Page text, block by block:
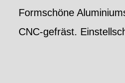
Formschöne
CNC-gefräst.